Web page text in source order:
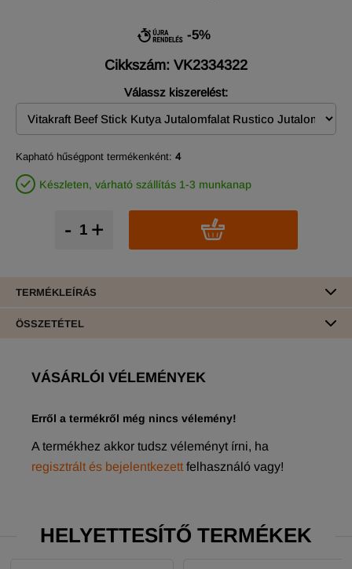
-5%
Cikkszám: VK2334322
Válassz kiszerelést:
Kapható hűségpont termékenként: 4
Készleten, várható szállítás 1-3 munkanap
+
-
TERMÉKLEÍRÁS
ÖSSZETÉTEL
VÁSÁRLÓI VÉLEMÉNYEK
Erről a termékről még nincs vélemény!
A termékhez akkor tudsz véleményt írni, ha
regisztrált és bejelentkezett felhasználó vagy!
HELYETTESÍTŐ TERMÉKEK